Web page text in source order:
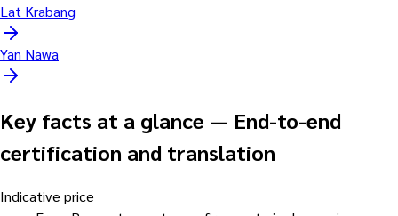
Lat Krabang
Yan Nawa
Key facts at a glance — End-to-end
certification and translation
Indicative price